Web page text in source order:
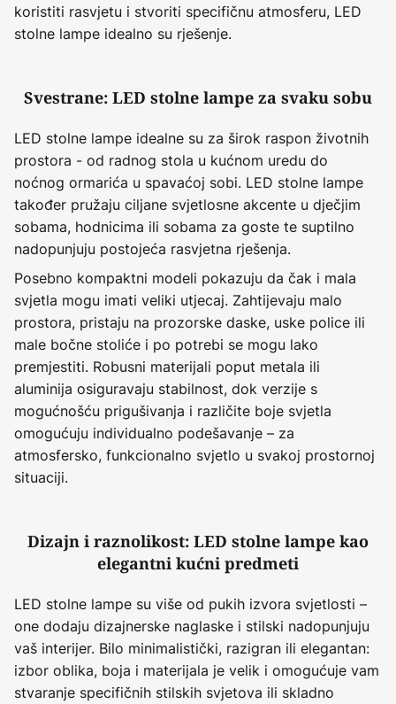
koristiti rasvjetu i stvoriti specifičnu atmosferu, LED
stolne lampe idealno su rješenje.
Svestrane: LED stolne lampe za svaku sobu
LED stolne lampe idealne su za širok raspon životnih
prostora - od radnog stola u kućnom uredu do
noćnog ormarića u spavaćoj sobi. LED stolne lampe
također pružaju ciljane svjetlosne akcente u dječjim
sobama, hodnicima ili sobama za goste te suptilno
nadopunjuju postojeća rasvjetna rješenja.
Posebno kompaktni modeli pokazuju da čak i mala
svjetla mogu imati veliki utjecaj. Zahtijevaju malo
prostora, pristaju na prozorske daske, uske police ili
male bočne stoliće i po potrebi se mogu lako
premjestiti. Robusni materijali poput metala ili
aluminija osiguravaju stabilnost, dok verzije s
mogućnošću prigušivanja i različite boje svjetla
omogućuju individualno podešavanje – za
atmosfersko, funkcionalno svjetlo u svakoj prostornoj
situaciji.
Dizajn i raznolikost: LED stolne lampe kao
elegantni kućni predmeti
LED stolne lampe su više od pukih izvora svjetlosti –
one dodaju dizajnerske naglaske i stilski nadopunjuju
vaš interijer. Bilo minimalistički, razigran ili elegantan:
izbor oblika, boja i materijala je velik i omogućuje vam
stvaranje specifičnih stilskih svjetova ili skladno